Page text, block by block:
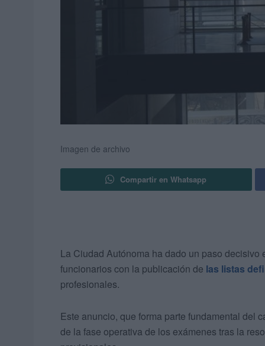
Imagen de archivo
Compartir en Whatsapp
La Ciudad Autónoma ha dado un paso
funcionarios con la publicación de las listas
profesionales.
Este anuncio, que forma parte fundamental del
de la fase operativa de los exámenes tras la